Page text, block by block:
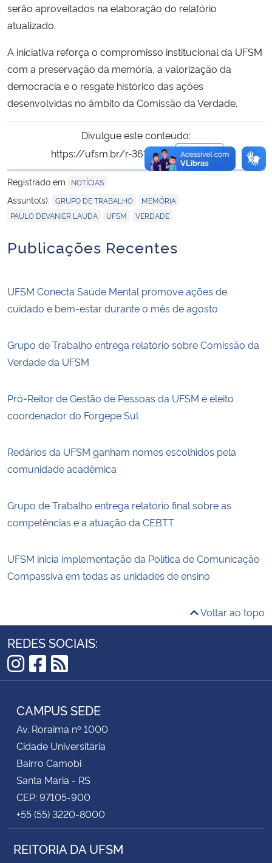
serão aproveitados na elaboração do relatório
atualizado.
A iniciativa reforça o compromisso institucional da UFSM
com a preservação da memória, a valorização da
democracia e o resgate histórico das ações
desenvolvidas no âmbito da Comissão da Verdade.
Divulgue este conteúdo:
https://ufsm.br/r-361-1462
Copiar
para área de
Registrado em
NOTÍCIAS
Assunto(s): GRUPO DE TRABALHO MEMÓRIA
PAULO DEVANIER LAUDA UFSM VERDADE
Publicações Recentes
UFSM Conecta Saúde Mental promove ações de
cuidado e bem-estar durante o mês de agosto
Grupo de Trabalho entrega relatório sobre Comissão da
Verdade da UFSM
Pró-Reitor de Gestão de Pessoas da UFSM é eleito
coordenador do Forgepe Sul
Redários da UFSM ganham nomes escolhidos pela
comunidade acadêmica
Grupo de Trabalho entrega relatório final sobre as
competências e a atuação da CEBTT
UFSM inicia implementação da Política de Comunicação
Compassiva em todas as unidades de ensino
Voltar ao topo
REDES SOCIAIS:
Instagram
Facebook
RSS
CAMPUS SEDE
Av. Roraima nº 1000
Cidade Universitária
Bairro Camobi
Santa Maria - RS
CEP: 97105-900
+55 (55) 3220-8000
REITORIA DA UFSM